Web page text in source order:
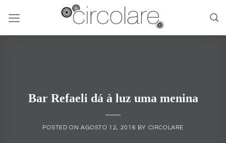
content
Bar Refaeli dá à luz uma menina
POSTED ON AGOSTO 12, 2016 BY CIRCOLARE